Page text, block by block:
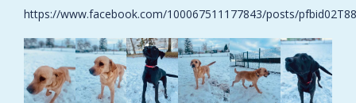
https://www.facebook.com/100067511177843/posts/